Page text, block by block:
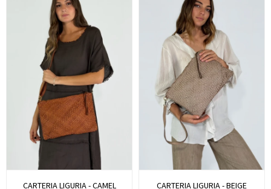
CARTERIA LIGURIA - CAMEL CARTERIA LIGURIA - BEIGE